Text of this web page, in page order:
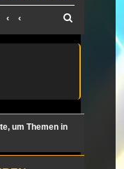
um Themen in